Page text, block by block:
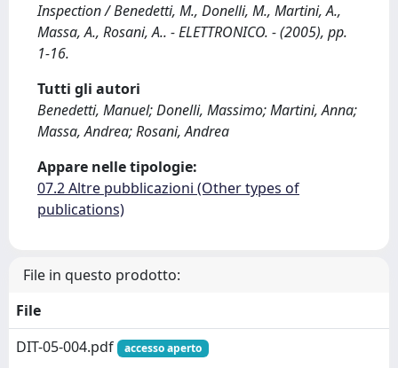
Inspection / Benedetti, M., Donelli, M., Martini, A.,
Massa, A., Rosani, A.. - ELETTRONICO. - (2005), pp.
1-16.
Tutti gli autori
Benedetti, Manuel; Donelli, Massimo; Martini, Anna;
Massa, Andrea; Rosani, Andrea
Appare nelle tipologie:
07.2 Altre pubblicazioni (Other types of
publications)
File in questo prodotto:
File
DIT-05-004.pdf
accesso aperto